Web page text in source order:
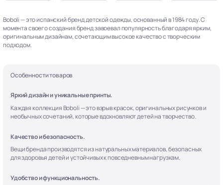
Boboli — это испанский бренд детской одежды, основанный в 1984 году. С
момента своего создания бренд завоевал популярность благодаря ярким,
оригинальным дизайнам, сочетающим высокое качество с творческим
подходом.
Особенности товаров
Яркий дизайн и уникальные принты.
Каждая коллекция Boboli — это взрыв красок, оригинальных рисунков и
необычных сочетаний, которые вдохновляют детей на творчество.
Качество и безопасность.
Вещи бренда производятся из натуральных материалов, безопасных
для здоровья детей и устойчивых к повседневным нагрузкам.
Удобство и функциональность.